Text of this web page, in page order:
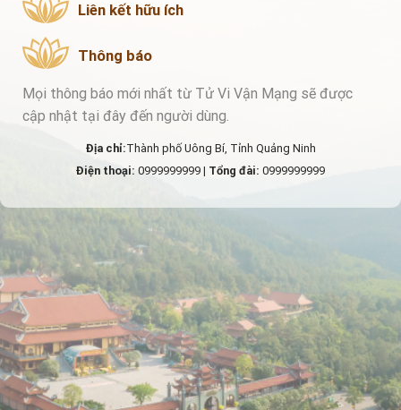
Liên kết hữu ích
Thông báo
Mọi thông báo mới nhất từ Tử Vi Vận Mạng sẽ được
cập nhật tại đây đến người dùng.
Địa chỉ:Thành phố Uông Bí, Tỉnh Quảng Ninh
Điện thoại: 0999999999 | Tổng đài: 0999999999